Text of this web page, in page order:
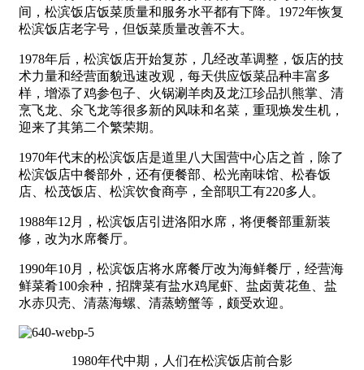
间，松滨饭店饭菜质量和服务水平都有下降。1972年恢复
松滨饭店老字号，但饭菜质量改善不大。
1978年后，松滨饭店开始复苏，几经改革调整，饭店的技
术力量和经营面貌迅速改观，每天供应饭菜品种丰富多
样，增添了鸡参包子、火锅涮羊肉及龙江珍品扒熊掌、清
烹飞龙、氽飞龙等很多新的风味和名菜，重现焕发生机，
迎来了其第二个繁荣期。
1970年代末的松滨饭店是道里八大国营中心店之首，除了
松滨饭店中餐部外，还有便餐部、松光南味馆、松春饭
店、松茂饭店、松滨饮食商亭，全部职工有220多人。
1988年12月，松滨饭店引进洛阳水席，将便餐部重新装
修，改为水席餐厅。
1990年10月，松滨饭店将水席餐厅改为海鲜餐厅，经营海
鲜菜肴100余种，招牌菜有盐水鸡尾虾、盐卤黄花鱼、盐
水赤贝壳、清蒸海螺、清蒸螃蟹等，颇受欢迎。
1980年代中期，人们在松滨饭店前合影